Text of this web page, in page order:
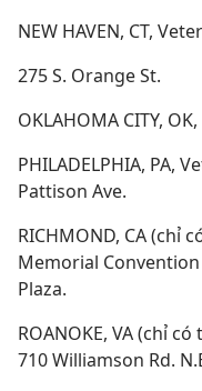
NEW HAVEN, CT,
275 S. Orange St.
OKLAHOMA CITY,
PHILADELPHIA, PA,
Pattison Ave.
RICHMOND, CA (chỉ
Memorial
Plaza.
ROANOKE, VA (chỉ
710 Williamson Rd.